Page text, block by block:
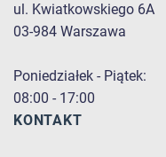
ul. Kwiatkowskiego 6A
03-984 Warszawa
Poniedziałek - Piątek:
08:00 - 17:00
KONTAKT